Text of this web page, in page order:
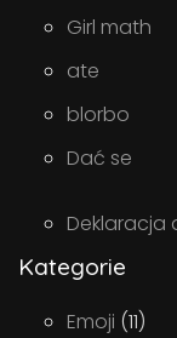
Girl math
ate
blorbo
Dać se
Deklaracja
Kategorie
Emoji (11)